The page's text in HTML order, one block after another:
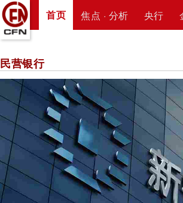
首页 焦点 · 分析 央行
民营银行